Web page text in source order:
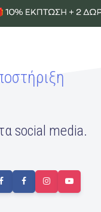
social media.